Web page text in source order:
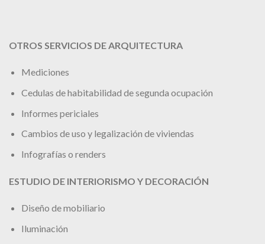
OTROS SERVICIOS DE ARQUITECTURA
Mediciones
Cedulas de habitabilidad de segunda ocupación
Informes periciales
Cambios de uso y legalización de viviendas
Infografías o renders
ESTUDIO DE INTERIORISMO Y DECORACIÓN
Diseño de mobiliario
Iluminación